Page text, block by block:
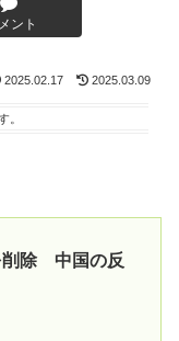
ント
2025.02.17 2025.03.09
。
削除 中国の反